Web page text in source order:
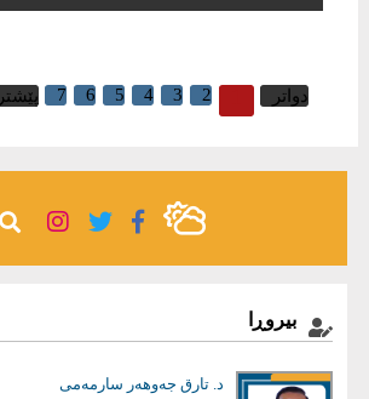
دواتر 2
3
4
5
6
7 پێشتر
بیروڕا
د. تارق جەوهەر سارمەمى
ئاری محەمەد هەرسین